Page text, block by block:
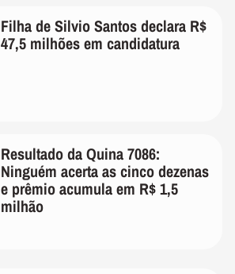
Filha de Silvio Santos declara R$
47,5 milhões em candidatura
Resultado da Quina 7086:
Ninguém acerta as cinco dezenas
e prêmio acumula em R$ 1,5
milhão